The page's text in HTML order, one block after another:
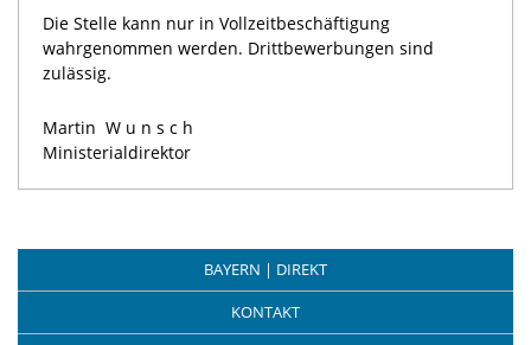
Die Stelle kann nur in Vollzeitbeschäftigung
wahrgenommen werden. Drittbewerbungen sind
zulässig.
Martin Wunsch
Ministerialdirektor
BAYERN | DIREKT
KONTAKT